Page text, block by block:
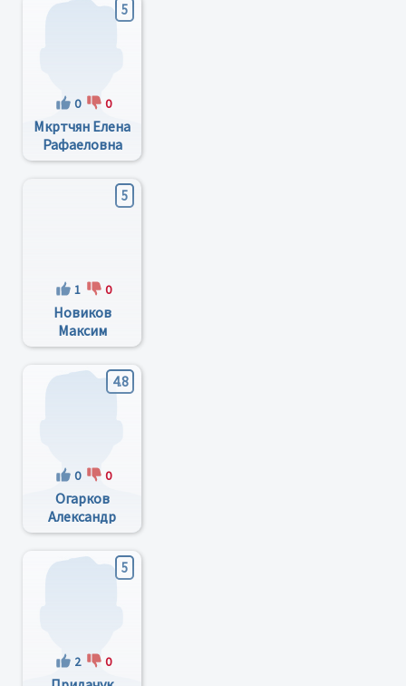
5
0 0
Мкртчян Елена
Рафаеловна
5
1 0
Новиков
Максим
Викторович
4.8
0 0
Огарков
Александр
Александрович
5
2 0